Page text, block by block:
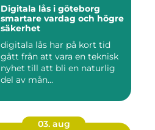
Digitala lås i göteborg
smartare vardag och högre
säkerhet
digitala lås har på kort tid
gått från att vara en teknisk
nyhet till att bli en naturlig
del av mån...
03. aug